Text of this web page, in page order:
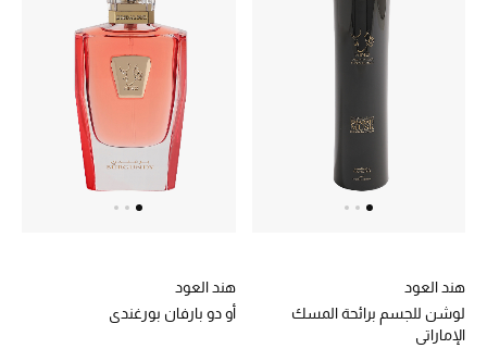
هند العود
لوشن للجسم برائحة المسك
الإماراتي
هند العود
أو دو بارفان بورغندي